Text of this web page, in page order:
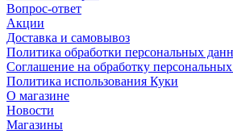
Вопрос-ответ
Акции
Доставка и самовывоз
Политика обработки персональных
Соглашение на обработку
Политика использования Куки
О магазине
Новости
Магазины